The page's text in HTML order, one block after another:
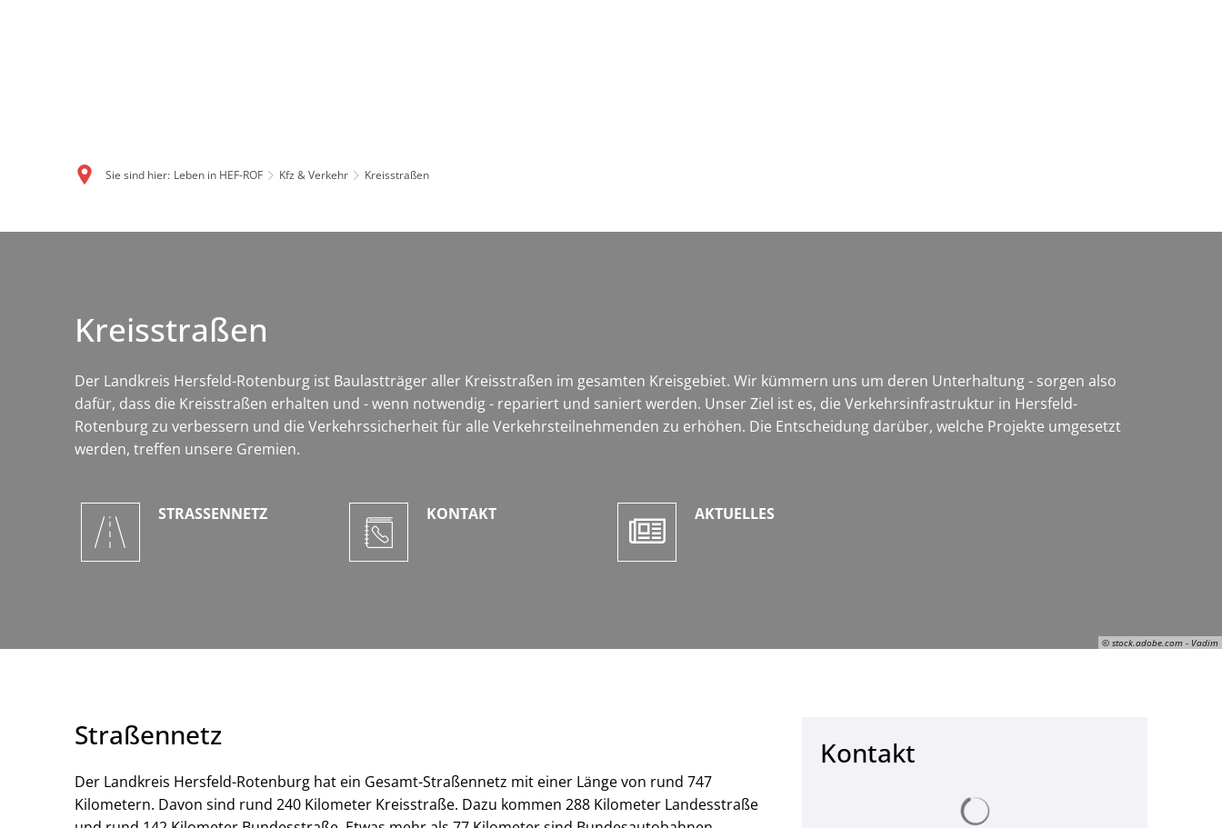
Sie sind hier: Leben in HEF-ROF Kfz & Verkehr Kreisstraßen
© stock.adobe.com - Vadim
Kreisstraßen
Der Landkreis Hersfeld-Rotenburg ist Baulastträger aller Kreisstraßen im gesamten Kreisgebiet. Wir kümmern uns um deren Unterhaltung - sorgen also
dafür, dass die Kreisstraßen erhalten und - wenn notwendig - repariert und saniert werden. Unser Ziel ist es, die Verkehrsinfrastruktur in Hersfeld-
Rotenburg zu verbessern und die Verkehrssicherheit für alle Verkehrsteilnehmenden zu erhöhen. Die Entscheidung darüber, welche Projekte umgesetzt
werden, treffen unsere Gremien.
STRASSENNETZ KONTAKT AKTUELLES
Straßennetz
Der Landkreis Hersfeld-Rotenburg hat ein Gesamt-Straßennetz mit einer Länge von rund 747
Kilometern. Davon sind rund 240 Kilometer Kreisstraße. Dazu kommen 288 Kilometer Landesstraße
Kontakt